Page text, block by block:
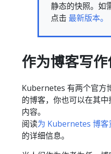
静态的快照。如
点击 最新版本。
作为博客写
Kubernetes 有两个官方
的博客，你也可以在其
内容。
阅读为 Kubernetes 博客
的详细信息。